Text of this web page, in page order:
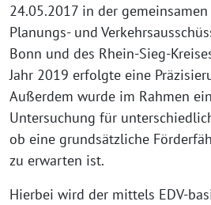
24.05.2017 in der
Planungs- und
Bonn und des Rhein-Sieg-
Jahr 2019 erfolgte eine
Außerdem wurde im Rahmen
Untersuchung für
ob eine grundsätzliche
zu erwarten ist.
Hierbei wird der mittels EDV-